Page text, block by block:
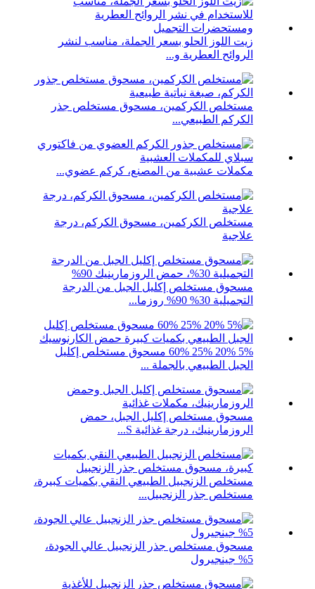
زيت اللوز الحلو بسعر الجملة، مناسب لنشر
الروائح العطرية و...
مستخلص الكركمين، مسحوق مستخلص جذر
الكركم الطبيعي...
مكملات عشبية من المصنع، كركم عضوي...
مستخلص الكركمين، مسحوق الكركم، درجة
علاجية
مسحوق مستخلص إكليل الجبل من الدرجة
التجميلية 30% 90% روزما...
5% 20% 25% 60% مسحوق مستخلص إكليل
الجبل الطبيعي بالجملة ...
مسحوق مستخلص إكليل الجبل، حمض
الروزمارينيك، درجة غذائية S...
مستخلص الزنجبيل الطبيعي النقي بكميات كبيرة،
مستخلص جذر الزنجبيل...
مسحوق مستخلص جذر الزنجبيل عالي الجودة،
5% جينجيرول